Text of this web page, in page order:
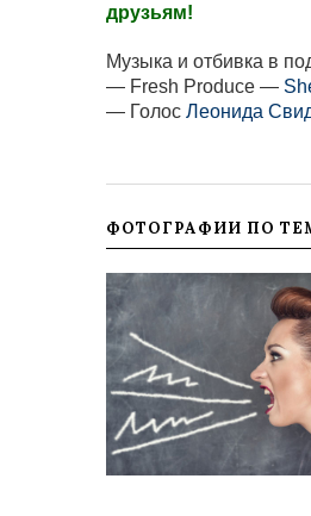
друзьям!
Музыка и отбивка в
— Fresh Produce —
— Голос Леонида
ФОТОГРАФИИ ПО